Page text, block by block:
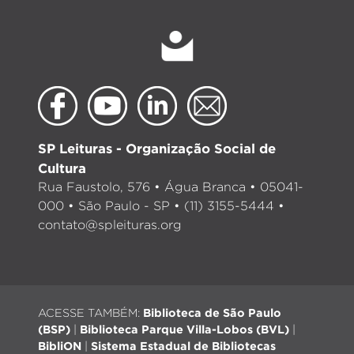
SP Leituras - Organização Social de
Cultura
Rua Faustolo, 576 • Água Branca • 05041-
000 • São Paulo - SP • (11) 3155-5444 •
contato@spleituras.org
ACESSE TAMBÉM: Biblioteca de São Paulo
(BSP)
Biblioteca Parque Villa-Lobos (BVL)
BibliON
Sistema Estadual de Bibliotecas